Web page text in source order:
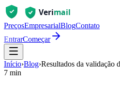
PreçosEmpresarialBlogContato
EntrarComeçar
Início›Blog›Resultados da validação
7 min